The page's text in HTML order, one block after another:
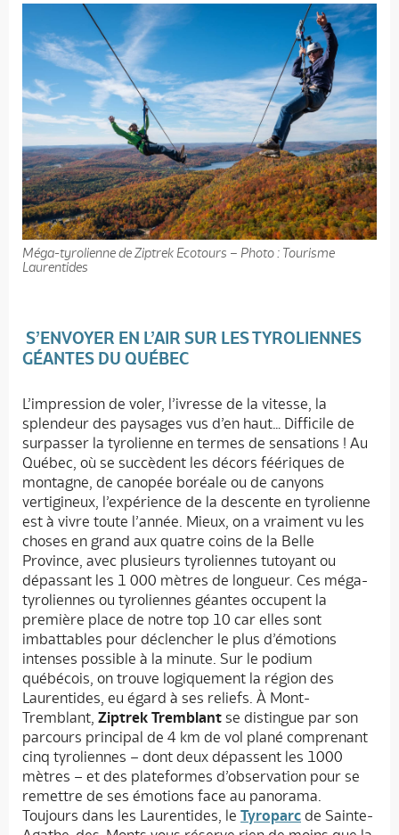
Méga-tyrolienne de Ziptrek Ecotours – Photo : Tourisme
Laurentides
S’ENVOYER EN L’AIR SUR LES TYROLIENNES
GÉANTES DU QUÉBEC
L’impression de voler, l’ivresse de la vitesse, la
splendeur des paysages vus d’en haut… Difficile de
surpasser la tyrolienne en termes de sensations ! Au
Québec, où se succèdent les décors féériques de
montagne, de canopée boréale ou de canyons
vertigineux, l’expérience de la descente en tyrolienne
est à vivre toute l’année. Mieux, on a vraiment vu les
choses en grand aux quatre coins de la Belle
Province, avec plusieurs tyroliennes tutoyant ou
dépassant les 1 000 mètres de longueur. Ces méga-
tyroliennes ou tyroliennes géantes occupent la
première place de notre top 10 car elles sont
imbattables pour déclencher le plus d’émotions
intenses possible à la minute. Sur le podium
québécois, on trouve logiquement la région des
Laurentides, eu égard à ses reliefs. À Mont-
Tremblant, Ziptrek Tremblant se distingue par son
parcours principal de 4 km de vol plané comprenant
cinq tyroliennes – dont deux dépassent les 1000
mètres – et des plateformes d’observation pour se
remettre de ses émotions face au panorama.
Toujours dans les Laurentides, le Tyroparc de Sainte-